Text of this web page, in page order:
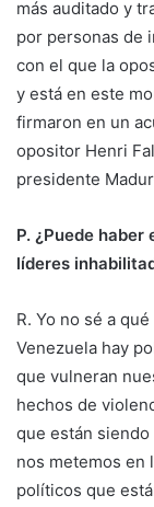
más auditado y
por personas de
con el que la
y está en este
firmaron en un
opositor Henri
presidente
P. ¿Puede
líderes
R. Yo no sé a
Venezuela hay
que vulneran
hechos de
que están
nos metemos en
políticos que